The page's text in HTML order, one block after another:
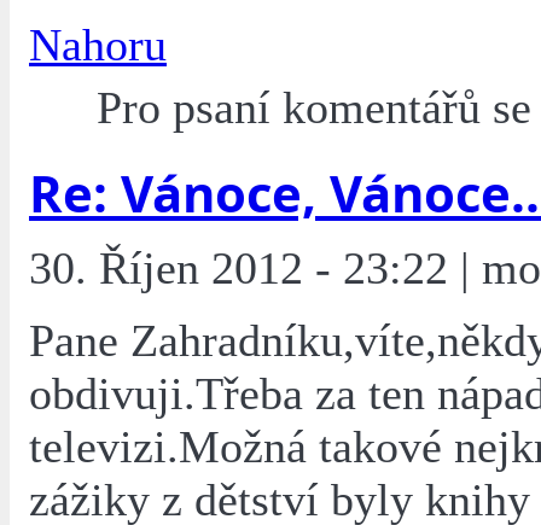
Nahoru
Pro psaní komentářů
Re: Vánoce,
30. Říjen 2012 - 23:22 |
Pane
obdivuji.Třeba za ten
televizi.Možná takové
zážiky z dětství byly knihy